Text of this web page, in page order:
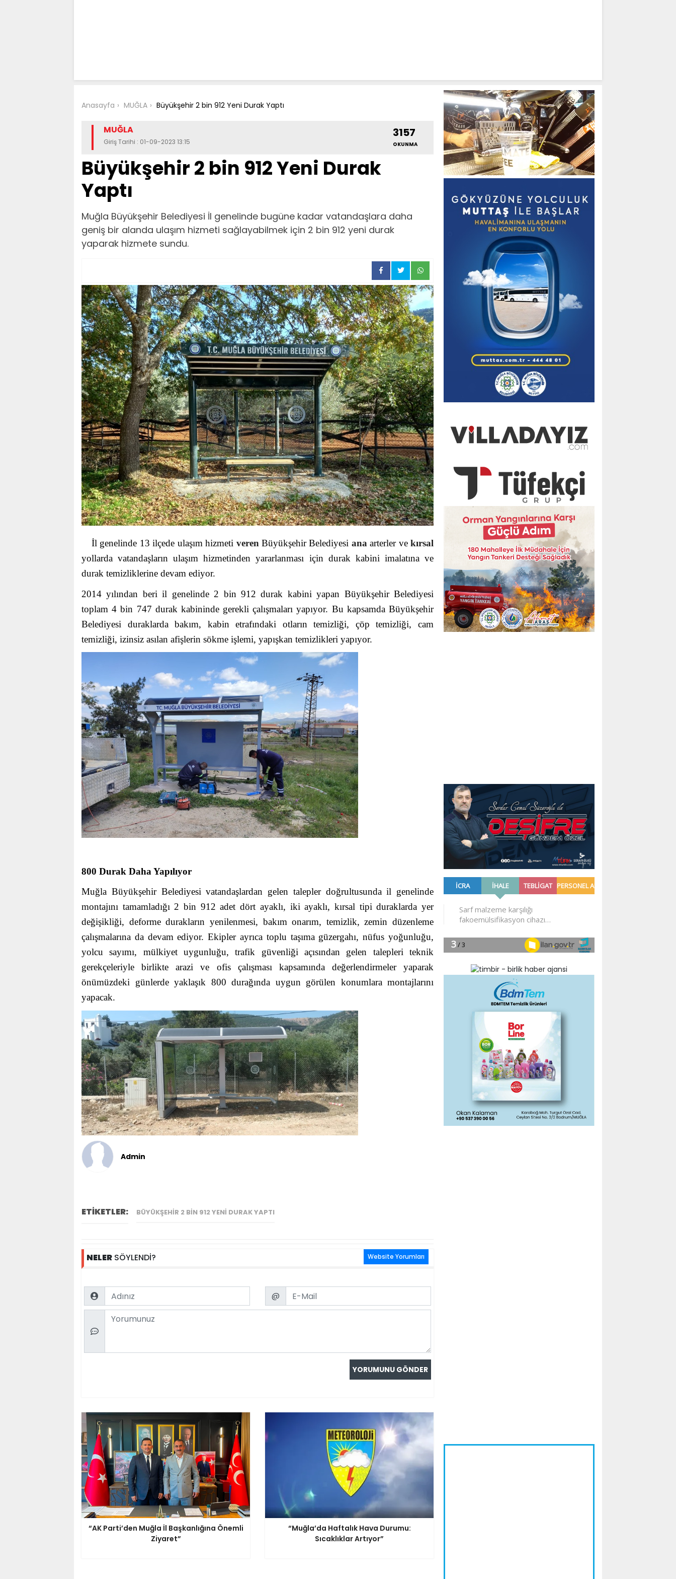
Anasayfa MUĞLA Büyükşehir 2 bin 912 Yeni Durak Yaptı
MUĞLA
Giriş Tarihi : 01-09-2023 13:15
3157
OKUNMA
Büyükşehir 2 bin 912 Yeni Durak
Yaptı
Muğla Büyükşehir Belediyesi İl genelinde bugüne kadar vatandaşlara daha
geniş bir alanda ulaşım hizmeti sağlayabilmek için 2 bin 912 yeni durak
yaparak hizmete sundu.
İl genelinde 13 ilçede ulaşım hizmeti verenBüyükşehir Belediyesi anaarterler ve kırsal
yollarda vatandaşların ulaşım hizmetinden yararlanması için durak kabini imalatına ve
durak temizliklerine devam ediyor.
2014 yılından beri il genelinde 2 bin 912 durak kabini yapan Büyükşehir Belediyesi
toplam 4 bin 747 durak kabininde gerekli çalışmaları yapıyor. Bu kapsamda Büyükşehir
Belediyesi duraklarda bakım, kabin etrafındaki otların temizliği, çöp temizliği, cam
temizliği, izinsiz asılan afişlerin sökme işlemi, yapışkan temizlikleri yapıyor.
800 Durak Daha Yapılıyor
Muğla Büyükşehir Belediyesi vatandaşlardan gelen talepler doğrultusunda il genelinde
montajını tamamladığı 2 bin 912 adet dört ayaklı, iki ayaklı, kırsal tipi duraklarda yer
değişikliği, deforme durakların yenilenmesi, bakım onarım, temizlik, zemin düzenleme
çalışmalarına da devam ediyor. Ekipler ayrıca toplu taşıma güzergahı, nüfus yoğunluğu,
yolcu sayımı, mülkiyet uygunluğu, trafik güvenliği açısından gelen talepleri teknik
gerekçeleriyle birlikte arazi ve ofis çalışması kapsamında değerlendirmeler yaparak
önümüzdeki günlerde yaklaşık 800 durağında uygun görülen konumlara montajlarını
yapacak.
Admin
ETİKETLER: BÜYÜKŞEHIR 2 BIN 912 YENI DURAK YAPTI
NELER SÖYLENDİ? Website Yorumları
Name Email
@
Comment
“AK Parti’den Muğla İl Başkanlığına Önemli
Ziyaret”
“Muğla’da Haftalık Hava Durumu:
Sıcaklıklar Artıyor”